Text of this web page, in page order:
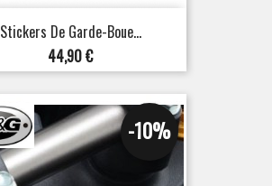
Stickers De Garde-Boue...
Prix
44,90 €
-10%